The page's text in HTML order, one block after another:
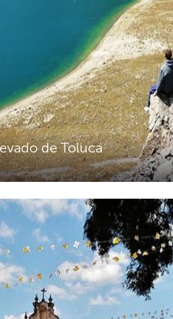
de Toluca